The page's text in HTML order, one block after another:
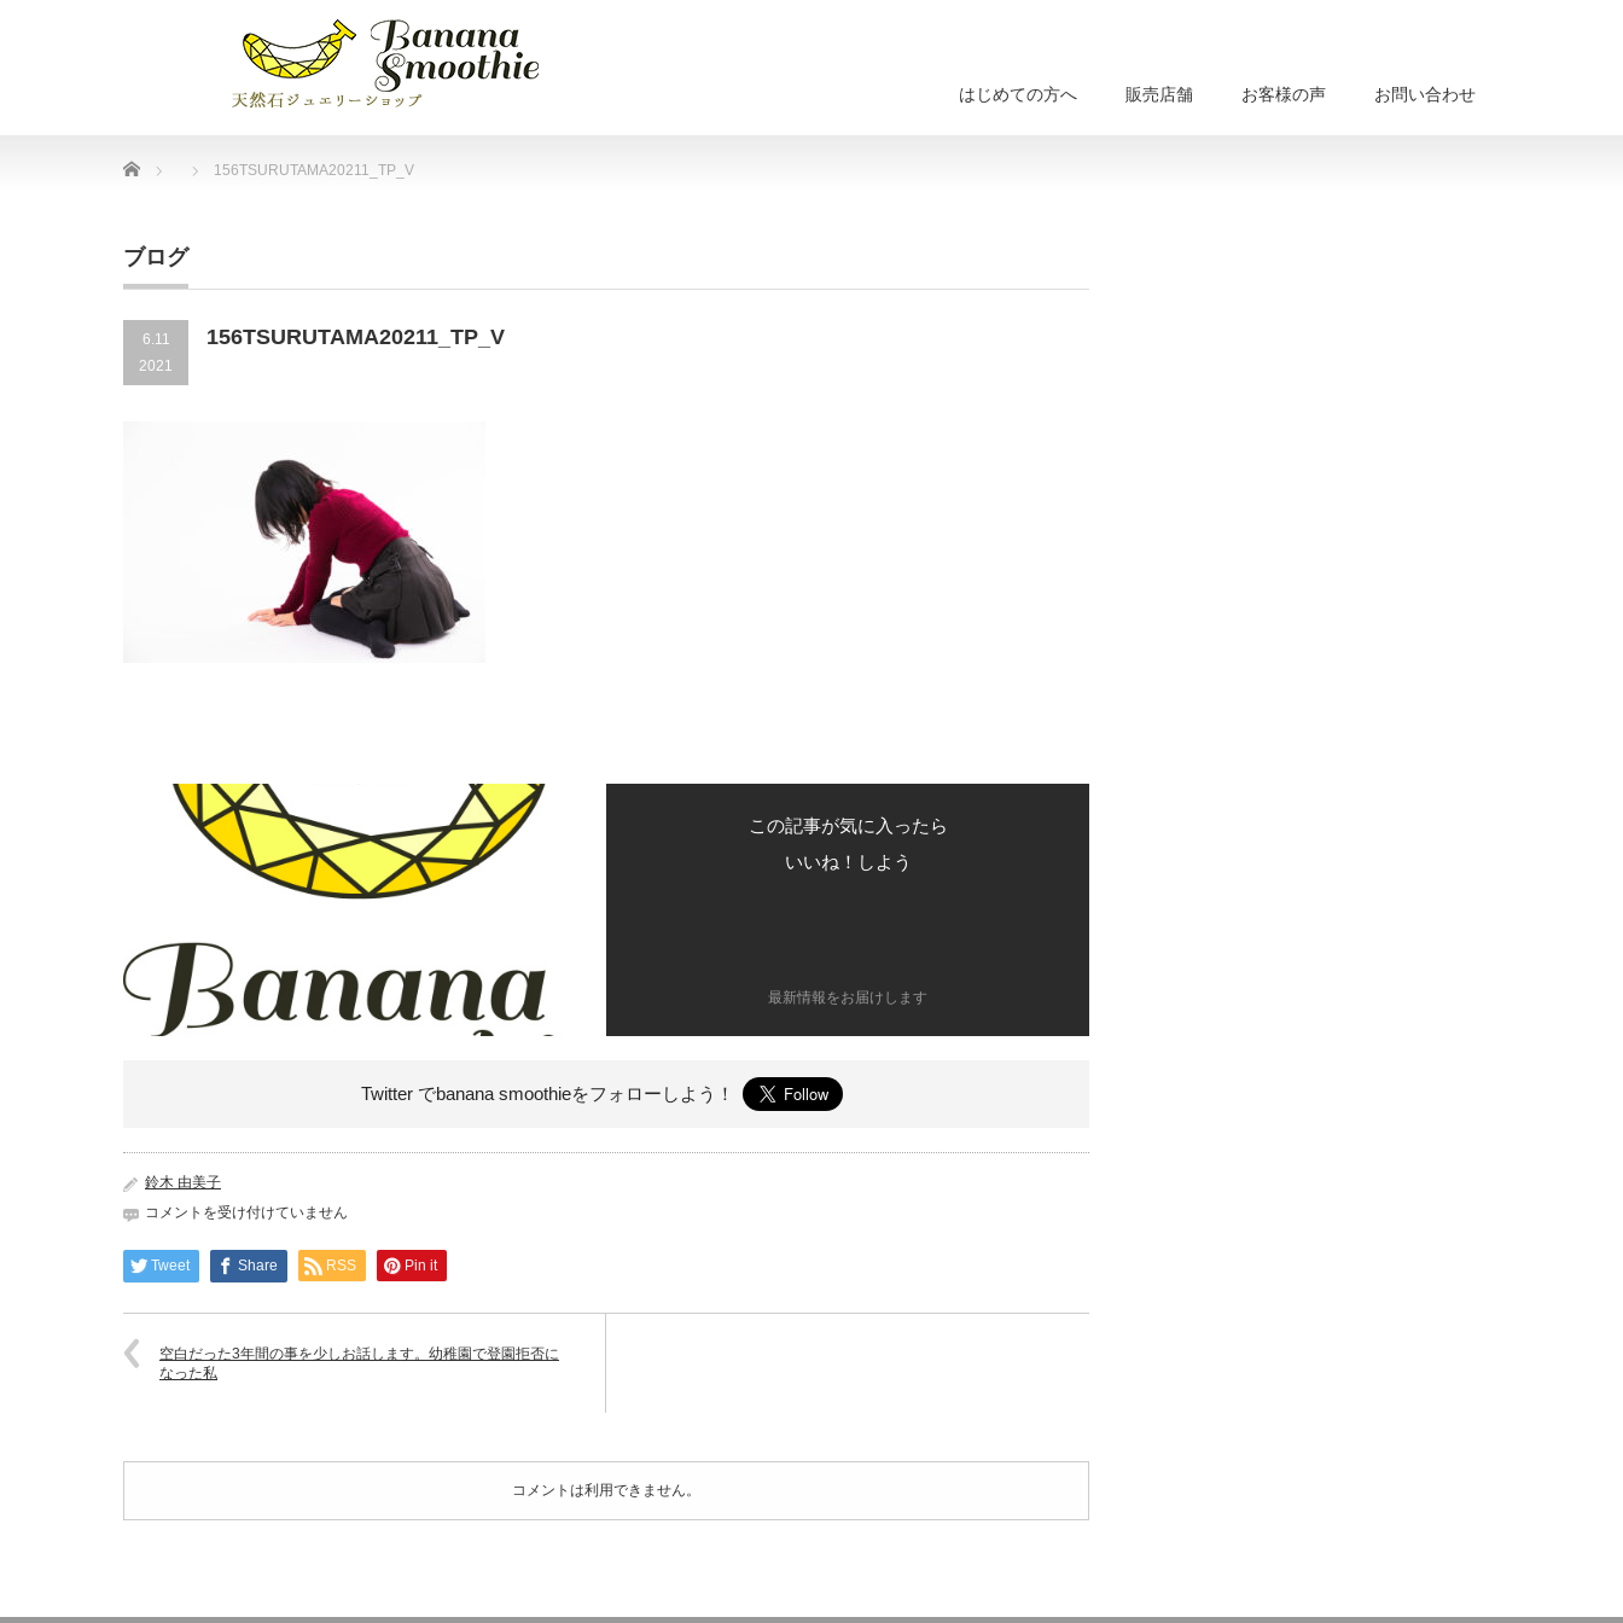
はじめての方へ 販売店舗 お客様の声 お問い合わせ
Home 156TSURUTAMA20211_TP_V
ブログ
6.11
2021
156TSURUTAMA20211_TP_V
この記事が気に入ったら
いいね！しよう
最新情報をお届けします
Twitter でbanana smoothieをフォローしよう！
鈴木 由美子
156TSURUTAMA20211_TP_V
コメントを受け付けていません
Tweet Share RSS Pin it
空白だった3年間の事を少しお話します。幼稚園で登園拒否に
なった私
コメントは利用できません。